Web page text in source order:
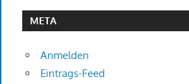
META
Anmelden
Eintrags-Feed